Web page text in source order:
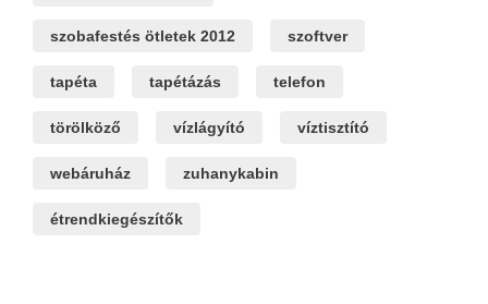
szobafestés ötletek 2012 szoftver
tapéta tapétázás telefon
törölköző vízlágyító víztisztító
webáruház zuhanykabin
étrendkiegészítők